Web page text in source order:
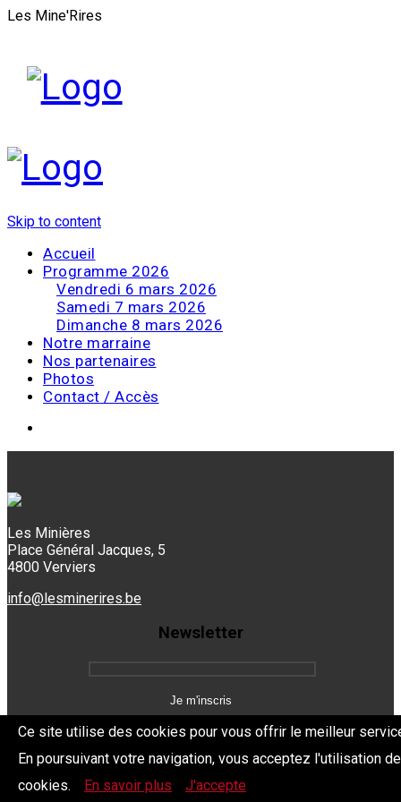
Les Mine'Rires
Skip to content
Accueil
Programme 2026
Vendredi 6 mars 2026
Samedi 7 mars 2026
Dimanche 8 mars 2026
Notre marraine
Nos partenaires
Photos
Contact / Accès
Les Minières
Place Général Jacques, 5
4800 Verviers
info@lesminerires.be
Newsletter
Copyright 2026 Les Mine'Rires - Politique de confidentialité
Ce site utilise des cookies pour vous offrir le meilleur
En poursuivant votre navigation, vous acceptez l'utilisation
cookies.
En savoir plus J'accepte